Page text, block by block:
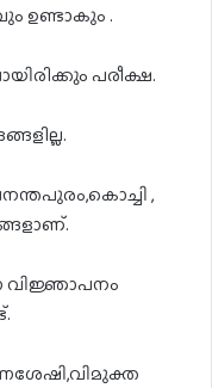
ഉണ്ടാകും .
പരീക്ഷ.
,
വിജ്ഞാപനം